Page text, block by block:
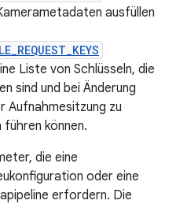
ausfüllen
Liste von Schlüsseln, die
sind und bei Änderung
Aufnahmesitzung zu
können.
die eine
oder eine
erfordern. Die